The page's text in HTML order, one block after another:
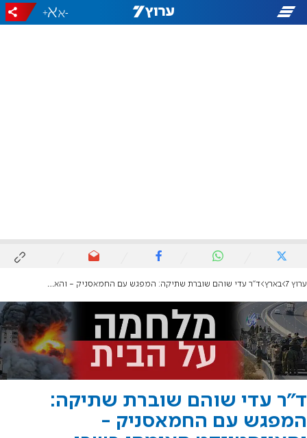
-
+
ערוץ 7 בארץ ד"ר עדי שוהם שוברת שתיקה: המפגש עם החמאסניק - והאינסטינקט האימהי בשבי
ד"ר עדי שוהם שוברת שתיקה:
המפגש עם החמאסניק -